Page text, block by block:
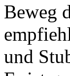
Beweg
und